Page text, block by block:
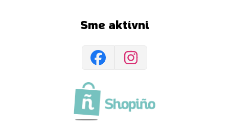
Sme aktívni